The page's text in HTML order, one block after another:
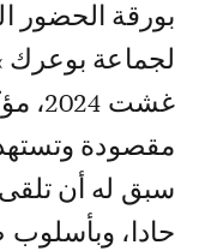
بورقة الحضور
غشت
مقصودة
سبق له أن
حادا، وبأسلوب